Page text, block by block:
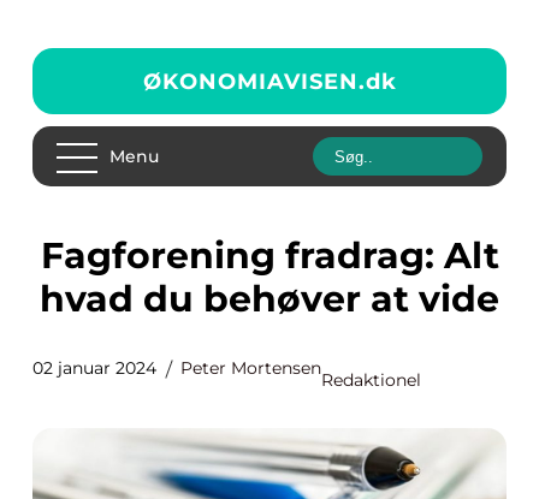
ØKONOMIAVISEN.dk
Menu
Fagforening fradrag: Alt
hvad du behøver at vide
02 januar 2024 Peter Mortensen
Redaktionel